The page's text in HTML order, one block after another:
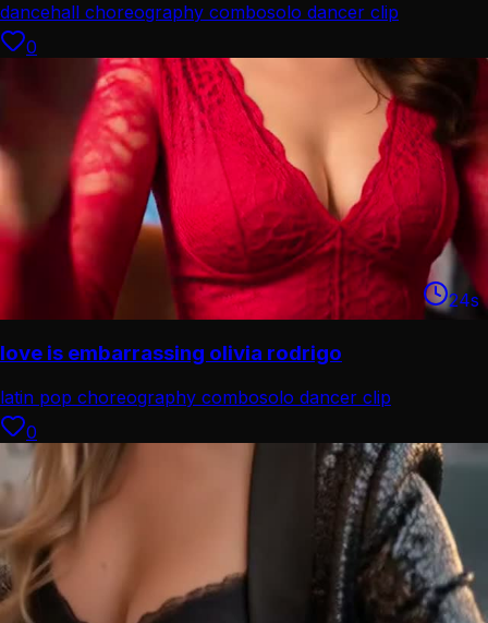
dancehall choreography combosolo dancer clip
0
24s
love is embarrassing olivia rodrigo
latin pop choreography combosolo dancer clip
0